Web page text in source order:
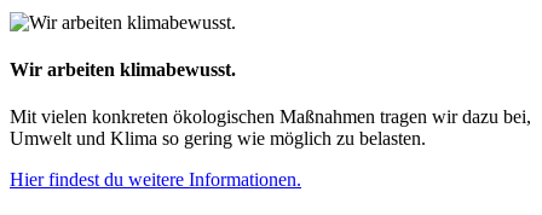
Wir arbeiten klimabewusst.
Mit vielen konkreten ökologischen Maßnahmen tragen wir dazu bei,
Umwelt und Klima so gering wie möglich zu belasten.
Hier findest du weitere Informationen.